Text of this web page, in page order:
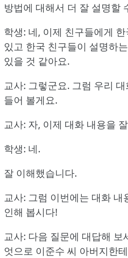
방법에 대해서 더 잘 설명할
학생: 네, 이제 친구들에게
있고 한국 친구들이 설명하
있을 것 같아요.
교사: 그렇군요. 그럼 우리
들어 볼게요.
교사: 자, 이제 대화 내용을
학생: 네.
잘 이해했습니다.
교사: 그럼 이번에는 대화 내
인해 봅시다!
교사: 다음 질문에 대답해 보
엇으로 이준수 씨 아버지한